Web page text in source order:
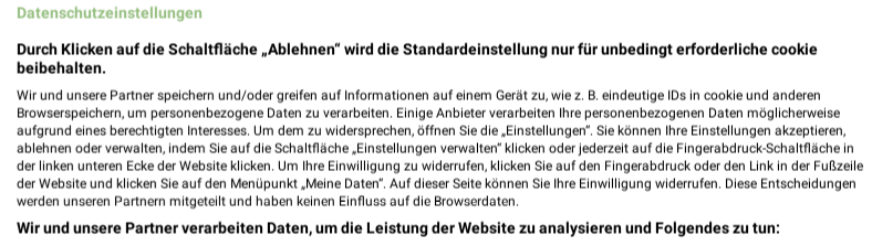
Datenschutzeinstellungen
Durch Klicken auf die Schaltfläche „Ablehnen“ wird die Standardeinstellung nur für unbedingt erforderliche cookie
beibehalten.
Wir und unsere Partner speichern und/oder greifen auf Informationen auf einem Gerät zu, wie z. B. eindeutige IDs in cookie und anderen
Browserspeichern, um personenbezogene Daten zu verarbeiten. Einige Anbieter verarbeiten Ihre personenbezogenen Daten möglicherweise
aufgrund eines berechtigten Interesses. Um dem zu widersprechen, öffnen Sie die „Einstellungen“. Sie können Ihre Einstellungen akzeptieren,
ablehnen oder verwalten, indem Sie auf die Schaltfläche „Einstellungen verwalten“ klicken oder jederzeit auf die Fingerabdruck-Schaltfläche in
der linken unteren Ecke der Website klicken. Um Ihre Einwilligung zu widerrufen, klicken Sie auf den Fingerabdruck oder den Link in der Fußzeile
der Website und klicken Sie auf den Menüpunkt „Meine Daten“. Auf dieser Seite können Sie Ihre Einwilligung widerrufen. Diese Entscheidungen
werden unseren Partnern mitgeteilt und haben keinen Einfluss auf die Browserdaten.
Wir und unsere Partner verarbeiten Daten, um die Leistung der Website zu analysieren und Folgendes zu tun: